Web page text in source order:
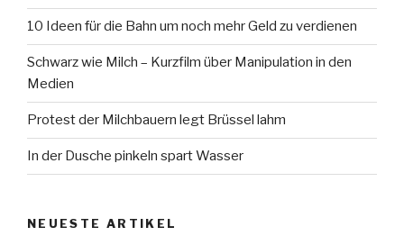
10 Ideen für die Bahn um noch mehr Geld zu verdienen
Schwarz wie Milch – Kurzfilm über Manipulation in den
Medien
Protest der Milchbauern legt Brüssel lahm
In der Dusche pinkeln spart Wasser
NEUESTE ARTIKEL